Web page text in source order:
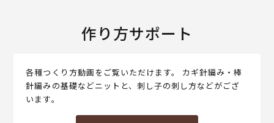
作り方サポート
各種つくり方動画をご覧いただけます。 カギ針編み・棒
針編みの基礎などニットと、刺し子の刺し方などがござ
います。